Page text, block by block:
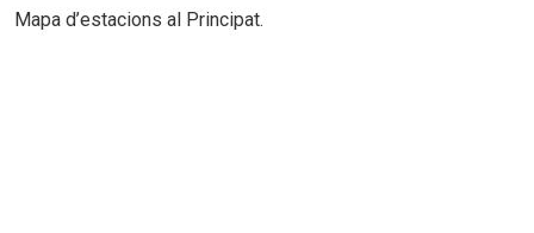
Mapa d’estacions al Principat.